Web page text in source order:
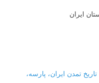
ایران